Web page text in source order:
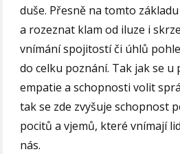
duše. Přesně na tomto
a rozeznat klam od iluze i
vnímání spojitostí či úhlů
do celku poznání. Tak jak se
empatie a schopnosti volit
tak se zde zvyšuje schopnost
pocitů a vjemů, které vnímají
nás.